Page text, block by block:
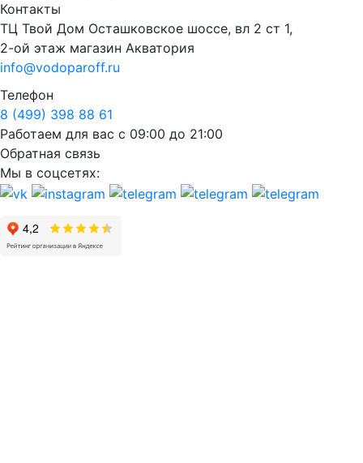
Контакты
ТЦ Твой Дом Осташковское шоссе, вл 2 ст 1,
2-ой этаж магазин Акватория
info@vodoparoff.ru
Телефон
8 (499) 398 88 61
Работаем для вас с 09:00 до 21:00
Обратная связь
Мы в соцсетях: